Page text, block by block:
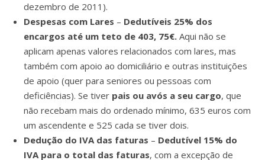
dezembro de 2011).
Despesas com Lares – Dedutíveis 25% dos
encargos até um teto de 403, 75€. Aqui não se
aplicam apenas valores relacionados com lares, mas
também com apoio ao domiciliário e outras instituições
de apoio (quer para seniores ou pessoas com
deficiências). Se tiver pais ou avós a seu cargo, que
não recebam mais do ordenado mínimo, 635 euros com
um ascendente e 525 cada se tiver dois.
Dedução do IVA das faturas – Dedutível 15% do
IVA para o total das faturas, com a excepção de